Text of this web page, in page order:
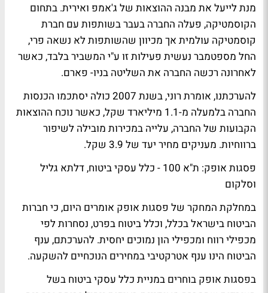
מנת לייעל את מבנה ההוצאות של ג'אמפ ואירית. בתחום
הקוסמטיקה, פעלה החברה בעבר בשותפות עם חברת
קוסמטיקה עולמית אך מכיוון שהשותפות לא נשאה פרי,
החל מספטמבר נעשית פעילות זו ע"י המשביר בלבד, כאשר
לאחרונה רכשה החברה את השליטה בניו- פארם.
להערכתנו, אומרת רוני, בשנת 2007 כולה יסתכמו הכנסות
החברה בלמעלה מ-1.1 מיליארד שקל, כאשר נוכח ההוצאות
הקבועות של החברה, עלייה במכירות מובילה לשיפור
ברווחיות. מעניקים מחיר יעד של 3.9 שקל.
פסגות אופק: ת"א 100 - כלל עסקי ביטוח, דלתא גליל
וסלקום
במחלקת המחקר של פסגות אופק אומרים היום, כי חברות
הביטוח בישראל בכלל, וכלל ביטוח בפרט, נסחרות לפי
מכפילי רווח ומכפילי הון נמוכים יחסית. להערכתם, ענף
הביטוח הינו ענף אטרקטיבי במחירים הנוכחיים להשקעה.
בפסגות אופק בוחרים במניית כלל עסקי ביטוח בשל